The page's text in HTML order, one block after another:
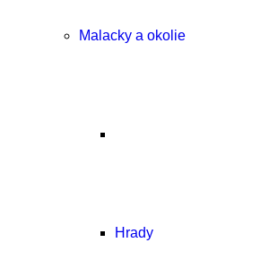
Malacky a okolie
Hrady